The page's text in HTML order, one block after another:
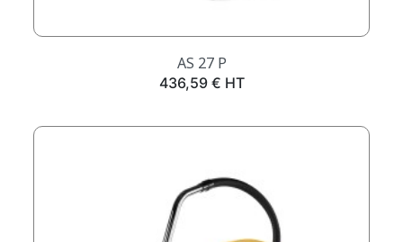
AS 27 P
Prix
436,59 € HT